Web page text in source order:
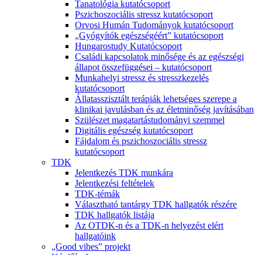
Tanatológia kutatócsoport
Pszichoszociális stressz kutatócsoport
Orvosi Humán Tudományok kutatócsoport
„Gyógyítók egészségéért” kutatócsoport
Hungarostudy Kutatócsoport
Családi kapcsolatok minősége és az egészségi
állapot összefüggései – kutatócsoport
Munkahelyi stressz és stresszkezelés
kutatócsoport
Állatasszisztált terápiák lehetséges szerepe a
klinikai javulásban és az életminőség javításában
Szülészet magatartástudományi szemmel
Digitális egészség kutatócsoport
Fájdalom és pszichoszociális stressz
kutatócsoport
TDK
Jelentkezés TDK munkára
Jelentkezési feltételek
TDK-témák
Választható tantárgy TDK hallgatók részére
TDK hallgatók listája
Az OTDK-n és a TDK-n helyezést elért
hallgatóink
„Good vibes” projekt